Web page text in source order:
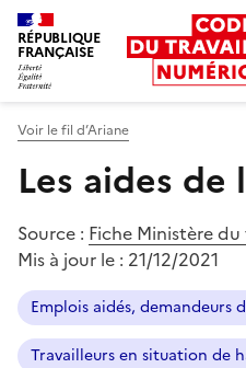
RÉPUBLIQUE
FRANÇAISE
Voir le fil d’Ariane
Les aides de
Source : Fiche Ministère
Mis à jour le : 21/12/2021
Emplois aidés, demandeurs
Travailleurs en situation de